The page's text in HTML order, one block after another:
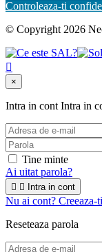
Controleaza-ti
© Copyright 2026

×
Intra in cont Intra in
Tine minte
Ai uitat parola?
  Intra in cont
Nu ai cont?
Reseteaza parola